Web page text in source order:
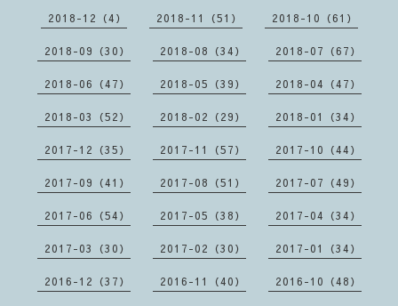
2018-12（4） 2018-11（51） 2018-10（61）
2018-09（30） 2018-08（34） 2018-07（67）
2018-06（47） 2018-05（39） 2018-04（47）
2018-03（52） 2018-02（29） 2018-01（34）
2017-12（35） 2017-11（57） 2017-10（44）
2017-09（41） 2017-08（51） 2017-07（49）
2017-06（54） 2017-05（38） 2017-04（34）
2017-03（30） 2017-02（30） 2017-01（34）
2016-12（37） 2016-11（40） 2016-10（48）